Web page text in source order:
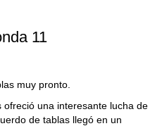
11
muy pronto.
una interesante lucha de
de tablas llegó en un